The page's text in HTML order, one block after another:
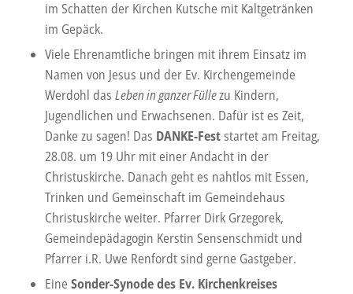
im Schatten der Kirchen Kutsche mit Kaltgetränken
im Gepäck.
Viele Ehrenamtliche bringen mit ihrem Einsatz im
Namen von Jesus und der Ev. Kirchengemeinde
Werdohl das Leben in ganzer Füllezu Kindern,
Jugendlichen und Erwachsenen. Dafür ist es Zeit,
Danke zu sagen! Das DANKE-Feststartet am Freitag,
28.08. um 19 Uhr mit einer Andacht in der
Christuskirche. Danach geht es nahtlos mit Essen,
Trinken und Gemeinschaft im Gemeindehaus
Christuskirche weiter. Pfarrer Dirk Grzegorek,
Gemeindepädagogin Kerstin Sensenschmidt und
Pfarrer i.R. Uwe Renfordt sind gerne Gastgeber.
Eine Sonder-Synode des Ev. Kirchenkreises